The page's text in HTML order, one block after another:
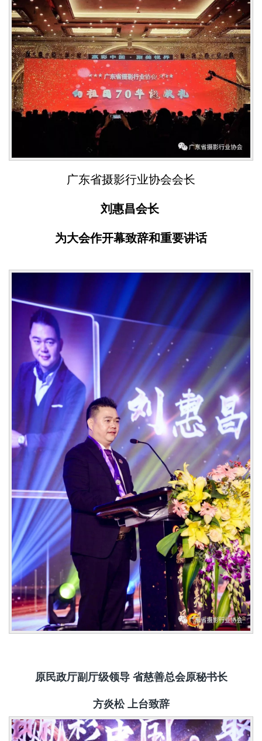
广东省摄影行业协会会长
刘惠昌会长
为大会作开幕致辞和重要讲话
原民政厅副厅级领导 省慈善总会原秘书长
方炎松 上台致辞